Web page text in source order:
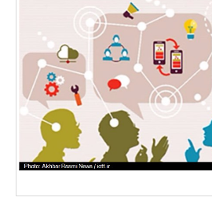
بانک، بیمه و سرمایه
مسکن و ساختمان